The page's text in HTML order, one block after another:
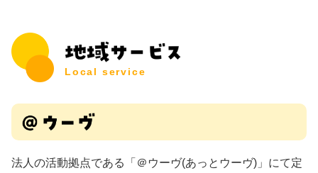
Local service
法人の活動拠点である「＠ウーヴ(あっとウーヴ)」にて定